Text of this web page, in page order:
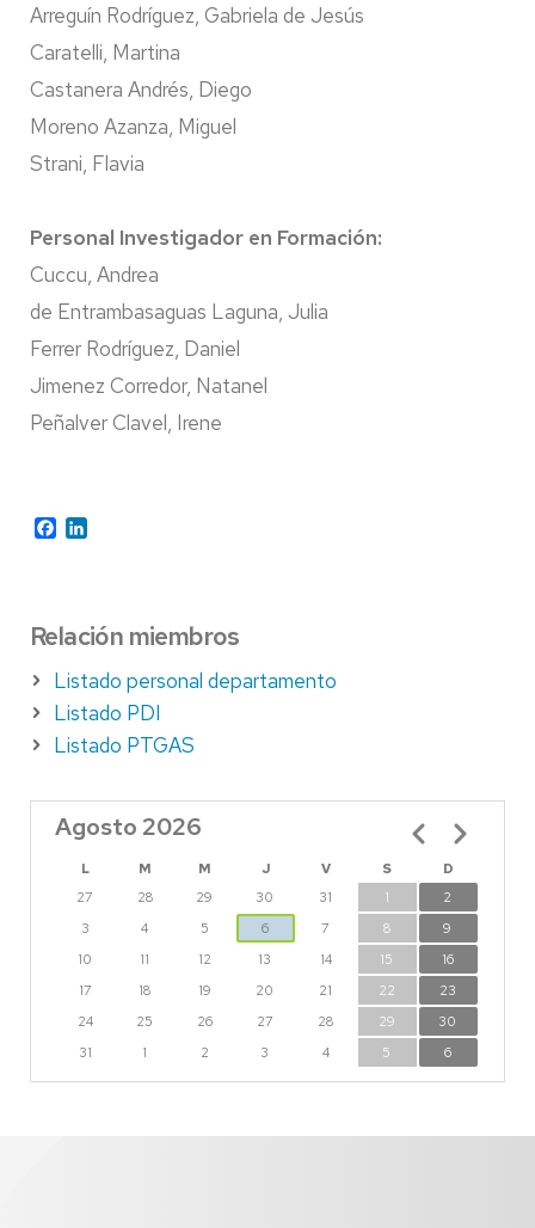
Arreguín Rodríguez, Gabriela de Jesús
Caratelli, Martina
Castanera Andrés, Diego
Moreno Azanza, Miguel
Strani, Flavia
Personal Investigador en Formación:
Cuccu, Andrea
de Entrambasaguas Laguna, Julia
Ferrer Rodríguez, Daniel
Jimenez Corredor, Natanel
Peñalver Clavel, Irene
Facebook
Relación miembros
Listado personal departamento
Listado PDI
Listado PTGAS
Agosto 2026
L M M J V S
D
27
28 29 30 31 1
2
3
4 5 6 7 8
9
10
11 12 13 14 15
16
17
18 19 20 21 22
23
24
25 26 27 28 29
30
31
1 2 3 4 5 6
Paginación